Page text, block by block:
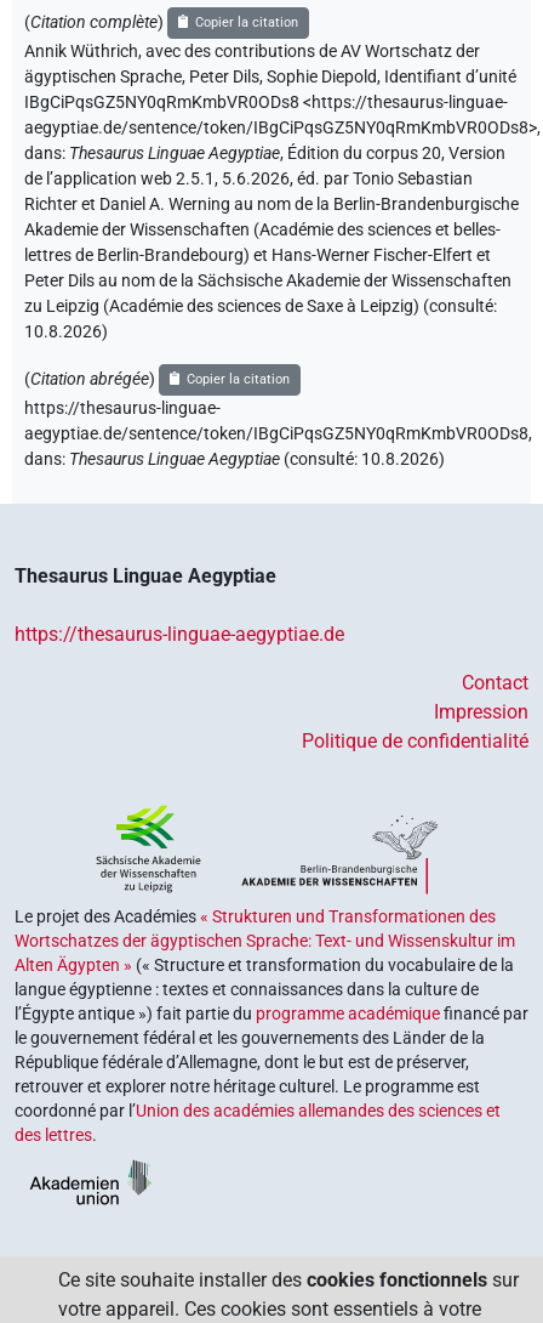
(Citation complète) Copier la citation
Annik Wüthrich,avec des contributions deAV Wortschatz der
ägyptischen Sprache, Peter Dils,Sophie Diepold, Identifiant d’unité
IBgCiPqsGZ5NY0qRmKmbVR0ODs8 <https://thesaurus-linguae-
aegyptiae.de/sentence/token/IBgCiPqsGZ5NY0qRmKmbVR0ODs8>,
dans: Thesaurus Linguae Aegyptiae, Édition du corpus 20, Version
de l’application web 2.5.1, 5.6.2026, éd. par Tonio Sebastian
Richter et Daniel A. Werning au nom de la Berlin-Brandenburgische
Akademie der Wissenschaften (Académie des sciences et belles-
lettres de Berlin-Brandebourg) et Hans-Werner Fischer-Elfert et
Peter Dils au nom de la Sächsische Akademie der Wissenschaften
zu Leipzig (Académie des sciences de Saxe à Leipzig) (consulté:
10.8.2026)
(Citation abrégée) Copier la citation
https://thesaurus-linguae-
aegyptiae.de/sentence/token/IBgCiPqsGZ5NY0qRmKmbVR0ODs8,
dans: Thesaurus Linguae Aegyptiae (consulté: 10.8.2026)
Thesaurus Linguae Aegyptiae
https://thesaurus-linguae-aegyptiae.de
Contact
Impression
Politique de confidentialité
Le projet des Académies« Strukturen und Transformationen des
Wortschatzes der ägyptischen Sprache: Text- und Wissenskultur im
Alten Ägypten » (« Structure et transformation du vocabulaire de la
langue égyptienne : textes et connaissances dans la culture de
l’Égypte antique ») fait partie du programme académiquefinancé par
le gouvernement fédéral et les gouvernements des Länder de la
République fédérale d’Allemagne, dont le but est de préserver,
retrouver et explorer notre héritage culturel. Le programme est
coordonné par l’Union des académies allemandes des sciences et
des lettres.
Ce site souhaite installer des cookies fonctionnels sur
votre appareil. Ces cookies sont essentiels à votre